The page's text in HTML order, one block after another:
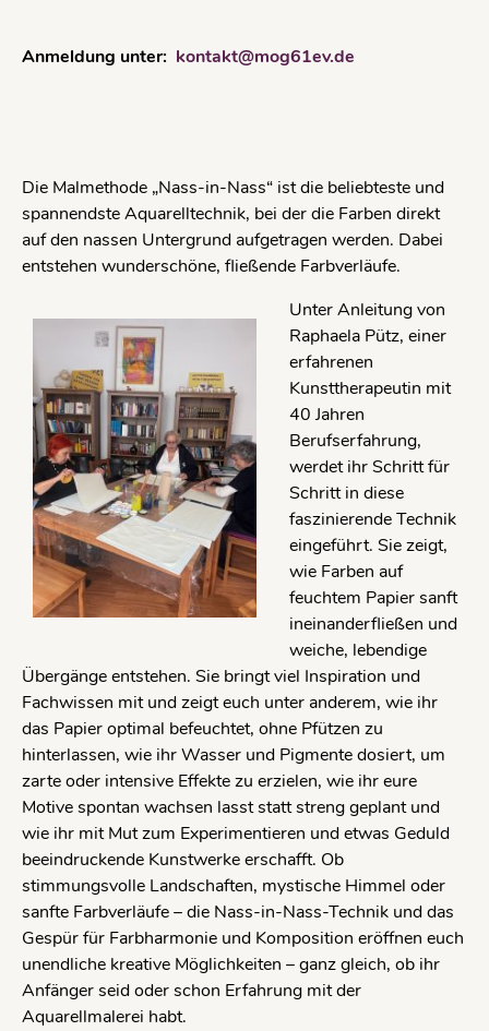
Anmeldung unter: kontakt@mog61ev.de
Die Malmethode „Nass-in-Nass“ ist die beliebteste und
spannendste Aquarelltechnik, bei der die Farben direkt
auf den nassen Untergrund aufgetragen werden. Dabei
entstehen wunderschöne, fließende Farbverläufe.
Unter Anleitung von
Raphaela Pütz, einer
erfahrenen
Kunsttherapeutin mit
40 Jahren
Berufserfahrung,
werdet ihr Schritt für
Schritt in diese
faszinierende Technik
eingeführt. Sie zeigt,
wie Farben auf
feuchtem Papier sanft
ineinanderfließen und
weiche, lebendige
Übergänge entstehen. Sie bringt viel Inspiration und
Fachwissen mit und zeigt euch unter anderem, wie ihr
das Papier optimal befeuchtet, ohne Pfützen zu
hinterlassen, wie ihr Wasser und Pigmente dosiert, um
zarte oder intensive Effekte zu erzielen, wie ihr eure
Motive spontan wachsen lasst statt streng geplant und
wie ihr mit Mut zum Experimentieren und etwas Geduld
beeindruckende Kunstwerke erschafft. Ob
stimmungsvolle Landschaften, mystische Himmel oder
sanfte Farbverläufe – die Nass-in-Nass-Technik und das
Gespür für Farbharmonie und Komposition eröffnen euch
unendliche kreative Möglichkeiten – ganz gleich, ob ihr
Anfänger seid oder schon Erfahrung mit der
Aquarellmalerei habt.